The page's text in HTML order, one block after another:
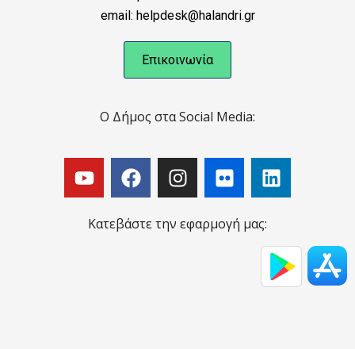
email: helpdesk@halandri.gr
Επικοινωνία
Ο Δήμος στα Social Media:
Κατεβάστε την εφαρμογή μας: